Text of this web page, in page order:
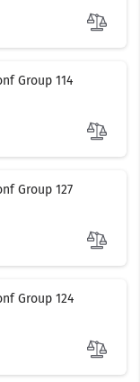
Group 114
Group 127
Group 124